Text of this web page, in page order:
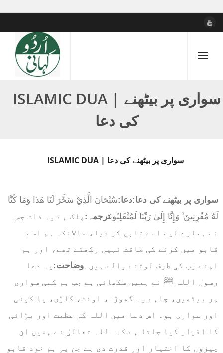
content
ISLAMIC DUA | سواری پر بیٹھنے
کی دعا
ISLAMIC DUA | سواری پر بیٹھنے کی دعا
سواری پر بیٹھنے کی دعا:دعا:سُبْحَانَ الَّذِيْ سَخَّرَ لَنَا هَذَا وَمَا كُنَّا
لَهُ مُقْرِنِينَ ۙ وَإِنَّا إِلَىٰ رَبِّنَا لَمُنْقَلِبُونَترجمہ: پاک ہے وہ ذات جس
نے ہمارے لیے اسے تابع کر دیا، حالانکہ ہم اسے
قابو میں کرنے کی طاقت نہیں رکھتے تھے، اور ہم
اپنے رب کی طرف لوٹنے والے ہیں۔وضاحت: یہ دعا
رسول اللہ ﷺ نے ہمیں سکھائی ہے جب ہم کسی سواری
پر بیٹھیں، چاہے وہ گھوڑا، اونٹ، گاڑی، یا کوئی
اور سواری ہو۔ اس دعا میں اللہ کی عظمت اور بڑائی
کا اقرار کیا جاتا ہے کہ اللہ تعالیٰ نے ہمیں ان
چیزوں کا اختیار اور قدرت دی ہے جن پر ہم خود قابو